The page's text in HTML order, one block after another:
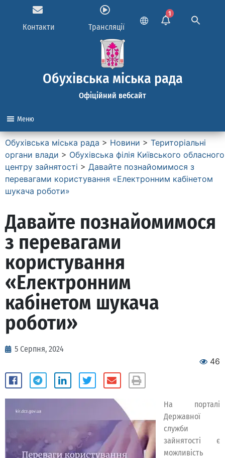
Контакти Трансляції
1
Обухівська міська рада
Офіційний вебсайт
Меню
Обухівська міська рада > Новини > Територіальні
органи влади > Обухівська філія Київського обласного
центру зайнятості > Давайте познайомимося з
перевагами користування «Електронним кабінетом
шукача роботи»
Давайте познайомимося
з перевагами
користування
«Електронним
кабінетом шукача
роботи»
5 Серпня, 2024
46
На порталі
Державної
служби
зайнятості є
можливість